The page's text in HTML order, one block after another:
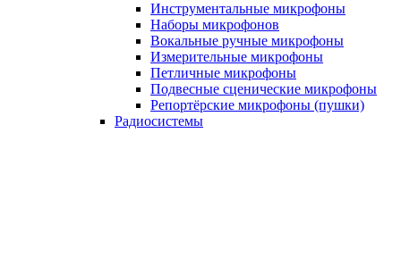
Инструментальные микрофоны
Наборы микрофонов
Вокальные ручные микрофоны
Измерительные микрофоны
Петличные микрофоны
Подвесные сценические микрофоны
Репортёрские микрофоны (пушки)
Радиосистемы